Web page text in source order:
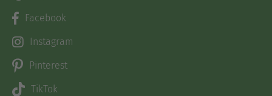
Facebook
Instagram
Pinterest
TikTok